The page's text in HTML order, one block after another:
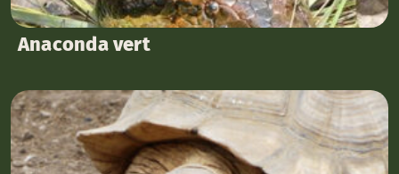
Anaconda vert